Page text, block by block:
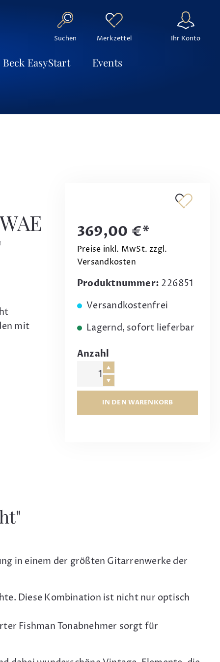
Beck EasyStart Events
Suchen Merkzettel Ihr Konto
mit
369,00 €*
Preise inkl. MwSt. zzgl.
Versandkosten
Produktnummer: 226851
Versandkostenfrei
Lagernd, sofort lieferbar
Anzahl
IN DEN WARENKORB
in einem der größten Gitarrenwerke der
Diese Kombination ist nicht nur optisch
Fishman Tonabnehmer sorgt für